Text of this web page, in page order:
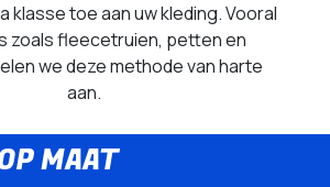
klasse toe aan uw kleding. Vooral
zoals fleecetruien, petten en
we deze methode van harte
aan.
MAAT